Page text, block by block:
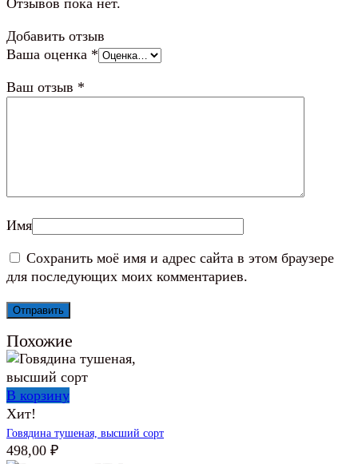
Добавить отзыв
Ваша оценка *
Ваш отзыв *
Имя
Сохранить моё имя и адрес сайта в этом браузере
для последующих моих комментариев.
Похожие
В корзину
Хит!
Говядина тушеная, высший сорт
498,00 ₽